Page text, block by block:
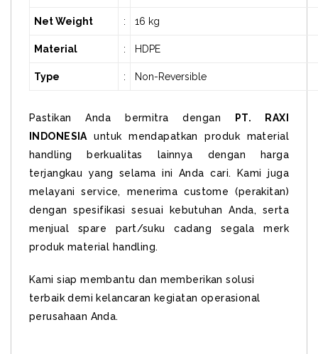
Net Weight : 16 kg
Material : HDPE
Type : Non-Reversible
Pastikan Anda bermitra dengan PT. RAXI
INDONESIA untuk mendapatkan produk material
handling berkualitas lainnya dengan harga
terjangkau yang selama ini Anda cari. Kami juga
melayani service, menerima custome (perakitan)
dengan spesifikasi sesuai kebutuhan Anda, serta
menjual spare part/suku cadang segala merk
produk material handling.
Kami siap membantu dan memberikan solusi
terbaik demi kelancaran kegiatan operasional
perusahaan Anda.